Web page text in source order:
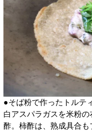
●そば粉で作ったトルテ
白アスパラガスを米粉
酢。柿酢は、熟成具合も